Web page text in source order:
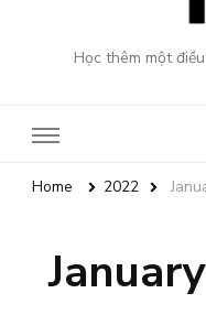
Học thêm một
Home 2022